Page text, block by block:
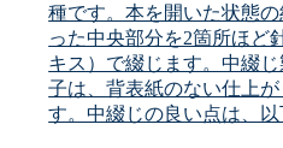
種です。本を開いた状態
った中央部分を2箇所ほど
キス）で綴じます。中綴
子は、背表紙のない仕上が
す。中綴じの良い点は、以